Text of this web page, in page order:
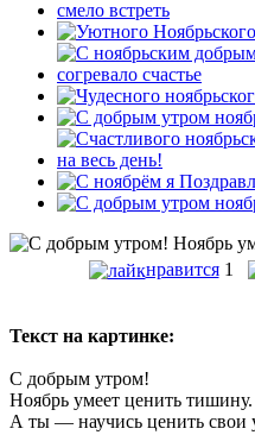
нравится 1
Текст на картинке:
С добрым утром!
Ноябрь умеет ценить тишину.
А ты — научись ценить свои